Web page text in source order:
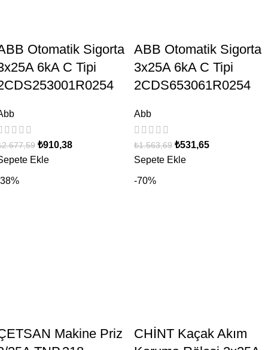
Otomatik Sigorta
6kA C Tipi
2.677,59 ₺910,38
Ekle
ABB Otomatik Sigorta
3x25A 6kA C Tipi
2CDS653061R0254
Abb
₺1.563,69 ₺531,65
Sepete Ekle
Makine Priz
-70%
CHİNT Kaçak Akım